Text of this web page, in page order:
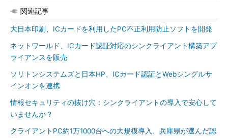
関連記事
大日本印刷、ICカードを利用したPC不正利用防止ソフトを開発
ネットワールド、ICカード認証対応のシンクライアント構築アプ
ライアンスを販売
ソリトンシステムズと日本HP、ICカード認証とWebシングルサ
インオンを連携
情報セキュリティの抜け穴：シンクライアントの導入で安心して
いませんか？
クライアントPC約1万1000台への大規模導入、兵庫県が選んだ認